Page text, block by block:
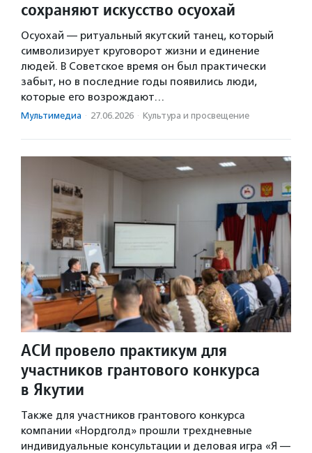
сохраняют искусство осуохай
Осуохай — ритуальный якутский танец, который
символизирует круговорот жизни и единение
людей. В Советское время он был практически
забыт, но в последние годы появились люди,
которые его возрождают…
Мультимедиа · 27.06.2026 · Культура и просвещение
АСИ провело практикум для
участников грантового конкурса
в Якутии
Также для участников грантового конкурса
компании «Нордголд» прошли трехдневные
индивидуальные консультации и деловая игра «Я —